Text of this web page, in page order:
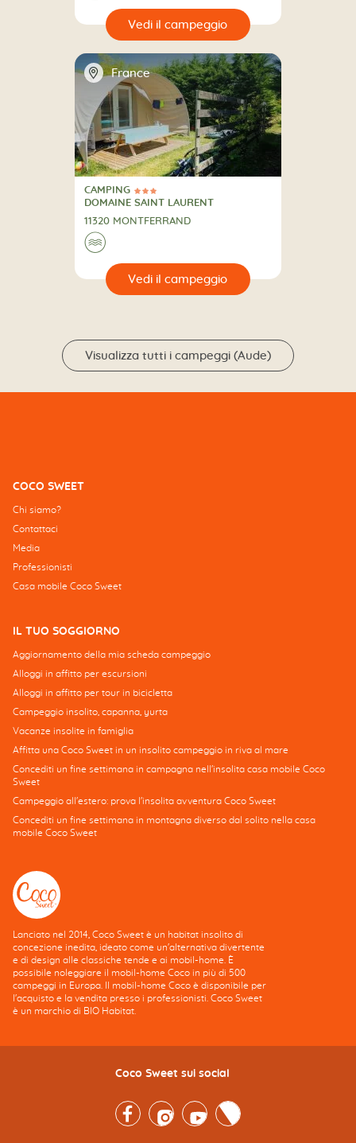
📍 France
3 Stelle
CAMPING
CAMPING
DOMAINE SAINT LAURENT
11320 MONTFERRAND
🌊
Visualizza tutti i campeggi (Aude)
COCO SWEET
Chi siamo?
Contattaci
Media
Professionisti
Casa mobile Coco Sweet
IL TUO SOGGIORNO
Aggiornamento della mia scheda campeggio
Alloggi in affitto per escursioni
Alloggi in affitto per tour in bicicletta
Campeggio insolito, capanna, yurta
Vacanze insolite in famiglia
Affitta una Coco Sweet in un insolito campeggio in riva al mare
Concediti un fine settimana in campagna nell'insolita casa mobile Coco
Sweet
Campeggio all'estero: prova l'insolita avventura Coco Sweet
Concediti un fine settimana in montagna diverso dal solito nella casa
mobile Coco Sweet
Lanciato nel 2014, Coco Sweet è un habitat insolito di
concezione inedita, ideato come un'alternativa divertente
e di design alle classiche tende e ai mobil-home. È
possibile noleggiare il mobil-home Coco in più di 500
campeggi in Europa. Il mobil-home Coco è disponibile per
l'acquisto e la vendita presso i professionisti. Coco Sweet
è un marchio di BIO Habitat.
Coco Sweet sui social
FacebookInstagramYoutubeTwitter